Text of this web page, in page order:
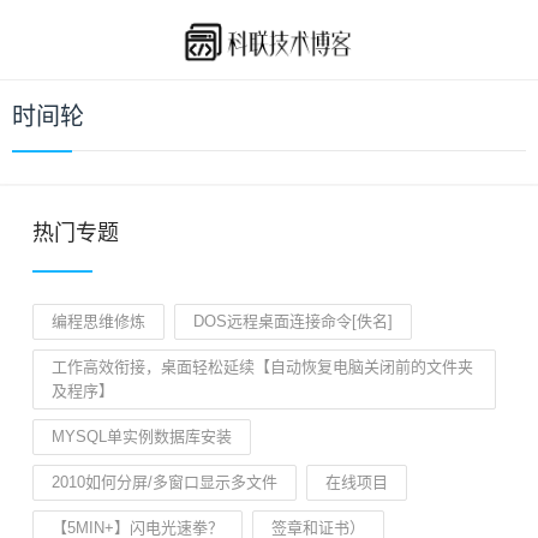
时间轮
热门专题
编程思维修炼 DOS远程桌面连接命令[佚名]
工作高效衔接，桌面轻松延续【自动恢复电脑关闭前的文件夹
及程序】
MYSQL单实例数据库安装
2010如何分屏/多窗口显示多文件 在线项目
【5MIN+】闪电光速拳？ 签章和证书）